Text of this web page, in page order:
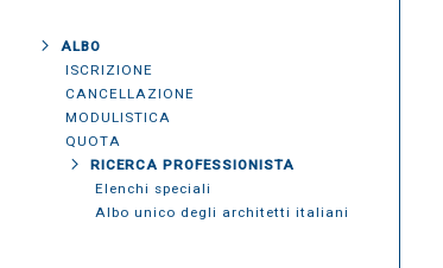
ALBO
ISCRIZIONE
CANCELLAZIONE
MODULISTICA
QUOTA
RICERCA PROFESSIONISTA
Elenchi speciali
Albo unico degli architetti italiani